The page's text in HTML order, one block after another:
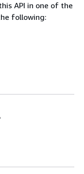
API in one of the
following: